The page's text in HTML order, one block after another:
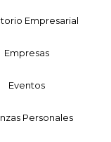
Empresarial
Empresas
Eventos
Personales